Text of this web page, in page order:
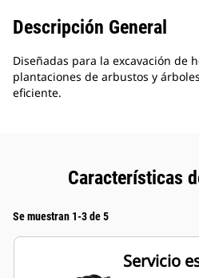
Descripción General
Diseñadas para la excavación de
plantaciones de arbustos y
eficiente.
Características
Se muestran 1-3 de 5
Servicio